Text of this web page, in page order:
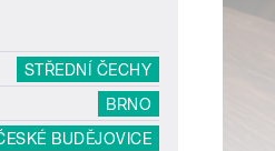
STŘEDNÍ ČECHY
BRNO
BUDĚJOVICE